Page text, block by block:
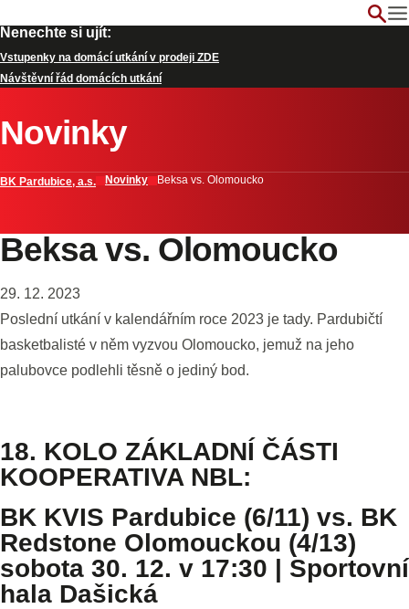
Nenechte si ujít:
Vstupenky na domácí utkání v prodeji ZDE
Návštěvní řád domácích utkání
Novinky
BK Pardubice, a.s. Novinky Beksa vs. Olomoucko
Beksa vs. Olomoucko
29. 12. 2023
Poslední utkání v kalendářním roce 2023 je tady. Pardubičtí
basketbalisté v něm vyzvou Olomoucko, jemuž na jeho
palubovce podlehli těsně o jediný bod.
18. KOLO ZÁKLADNÍ ČÁSTI
KOOPERATIVA NBL:
BK KVIS Pardubice (6/11) vs. BK
Redstone Olomouckou (4/13)
sobota 30. 12. v 17:30 | Sportovní
hala Dašická